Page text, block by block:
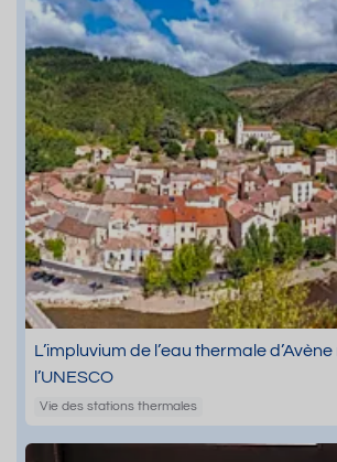
L’impluvium de l’eau thermale
l’UNESCO
Vie des stations thermales